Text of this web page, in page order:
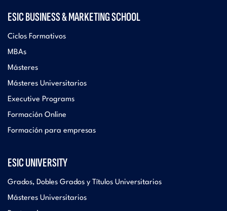
ESIC BUSINESS & MARKETING SCHOOL
Ciclos Formativos
MBAs
Másteres
Másteres Universitarios
Executive Programs
Formación Online
Formación para empresas
ESIC UNIVERSITY
Grados, Dobles Grados y Títulos Universitarios
Másteres Universitarios